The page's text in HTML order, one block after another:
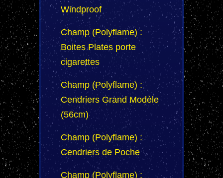
Windproof
Champ (Polyflame) :
Boites Plates porte
cigarettes
Champ (Polyflame) :
Cendriers Grand Modèle
(56cm)
Champ (Polyflame) :
Cendriers de Poche
Champ (Polyflame) :